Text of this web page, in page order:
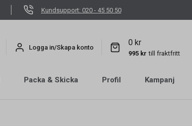
Kundsupport: 020 - 45 50 50
Logga in/Skapa konto
0 kr
995 kr till fraktfritt
Packa & Skicka Profil
Kampanj